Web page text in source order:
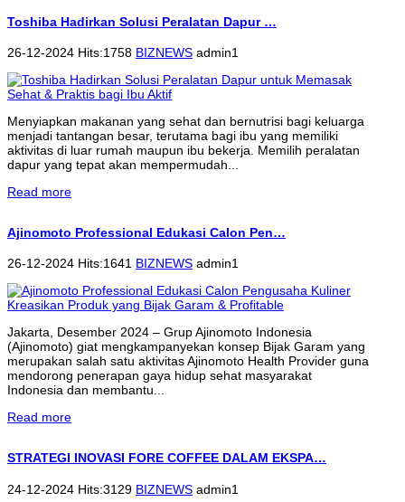
Toshiba Hadirkan Solusi Peralatan Dapur …
26-12-2024 Hits:1758 BIZNEWS admin1
Menyiapkan makanan yang sehat dan bernutrisi bagi keluarga
menjadi tantangan besar, terutama bagi ibu yang memiliki
aktivitas di luar rumah maupun ibu bekerja. Memilih peralatan
dapur yang tepat akan mempermudah...
Read more
Ajinomoto Professional Edukasi Calon Pen…
26-12-2024 Hits:1641 BIZNEWS admin1
Jakarta, Desember 2024 – Grup Ajinomoto Indonesia
(Ajinomoto) giat mengkampanyekan konsep Bijak Garam yang
merupakan salah satu aktivitas Ajinomoto Health Provider guna
mendorong penerapan gaya hidup sehat masyarakat
Indonesia dan membantu...
Read more
STRATEGI INOVASI FORE COFFEE DALAM EKSPA…
24-12-2024 Hits:3129 BIZNEWS admin1